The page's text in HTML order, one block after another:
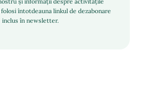
întotdeauna linkul de dezabonare
inclus în newsletter.